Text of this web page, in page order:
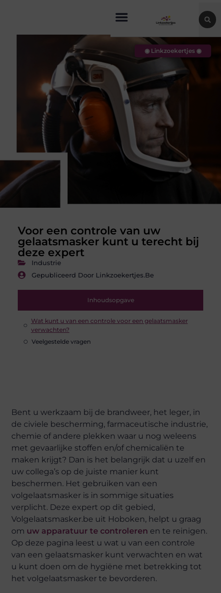
Voor een controle van uw
gelaatsmasker kunt u terecht bij
deze expert
Industrie
Gepubliceerd Door Linkzoekertjes.be
Inhoudsopgave
Wat kunt u van een controle voor een gelaatsmasker
verwachten?
Veelgestelde vragen
◉ Linkzoekertjes ◉
Bent u werkzaam bij de brandweer, het leger, in
de civiele bescherming, farmaceutische industrie,
chemie of andere plekken waar u nog weleens
met gevaarlijke stoffen en/of chemicaliën te
maken krijgt? Dan is het belangrijk dat u uzelf en
uw collega’s op de juiste manier kunt
beschermen. Het gebruiken van een
volgelaatsmasker is in sommige situaties
verplicht. Deze expert op dit gebied,
Volgelaatsmasker.be uit Hoboken, helpt u graag
om uw apparatuur te controleren en te reinigen.
Op deze pagina leest u wat u van een controle
van een gelaatsmasker kunt verwachten en wat
u kunt doen om de hygiëne met betrekking tot
het volgelaatsmasker te bevorderen.